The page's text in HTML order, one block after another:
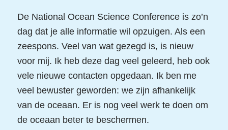
De National Ocean Science Conference is zo’n
dag dat je alle informatie wil opzuigen. Als een
zeespons. Veel van wat gezegd is, is nieuw
voor mij. Ik heb deze dag veel geleerd, heb ook
vele nieuwe contacten opgedaan. Ik ben me
veel bewuster geworden: we zijn afhankelijk
van de oceaan. Er is nog veel werk te doen om
de oceaan beter te beschermen.